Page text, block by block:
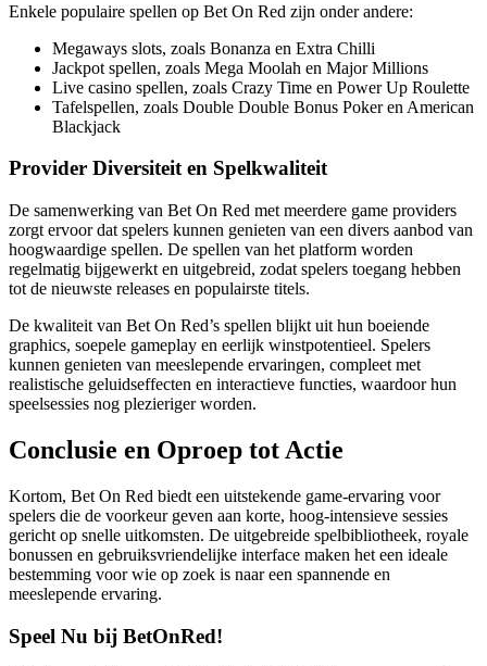
Enkele populaire spellen op Bet On Red zijn onder andere:
Megaways slots, zoals Bonanza en Extra Chilli
Jackpot spellen, zoals Mega Moolah en Major Millions
Live casino spellen, zoals Crazy Time en Power Up Roulette
Tafelspellen, zoals Double Double Bonus Poker en American
Blackjack
Provider Diversiteit en Spelkwaliteit
De samenwerking van Bet On Red met meerdere game providers
zorgt ervoor dat spelers kunnen genieten van een divers aanbod van
hoogwaardige spellen. De spellen van het platform worden
regelmatig bijgewerkt en uitgebreid, zodat spelers toegang hebben
tot de nieuwste releases en populairste titels.
De kwaliteit van Bet On Red’s spellen blijkt uit hun boeiende
graphics, soepele gameplay en eerlijk winstpotentieel. Spelers
kunnen genieten van meeslepende ervaringen, compleet met
realistische geluidseffecten en interactieve functies, waardoor hun
speelsessies nog plezieriger worden.
Conclusie en Oproep tot Actie
Kortom, Bet On Red biedt een uitstekende game-ervaring voor
spelers die de voorkeur geven aan korte, hoog-intensieve sessies
gericht op snelle uitkomsten. De uitgebreide spelbibliotheek, royale
bonussen en gebruiksvriendelijke interface maken het een ideale
bestemming voor wie op zoek is naar een spannende en
meeslepende ervaring.
Speel Nu bij BetOnRed!